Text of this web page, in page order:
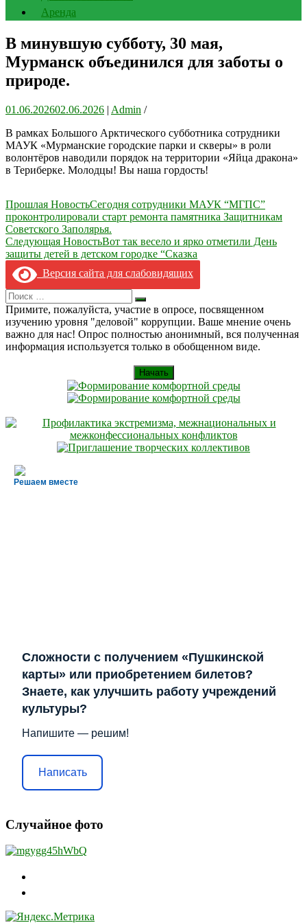
Аренда
В минувшую субботу, 30 мая,
Мурманск объединился для заботы о
природе.
01.06.202602.06.2026 | Admin /
В рамках Большого Арктического субботника сотрудники
МАУК «Мурманские городские парки и скверы» в роли
волонтёров наводили порядок на территории «Яйца дракона»
в Териберке. Молодцы! Вы наша гордость!
Навигация
по
записям
Прошлая НовостьСегодня сотрудники МАУК “МГПС”
проконтролировали старт ремонта памятника Защитникам
Советского Заполярья.
Следующая НовостьВот так весело и ярко отметили День
защиты детей в детском городке “Сказка
Версия сайта для слабовидящих
Search
for:
Искать
Примите, пожалуйста, участие в опросе, посвященном
изучению уровня "деловой" коррупции. Ваше мнение очень
важно для нас! Опрос полностью анонимный, вся полученная
информация используется только в обобщенном виде.
Начать
Решаем вместе
Сложности с получением «Пушкинской
карты» или приобретением билетов?
Знаете, как улучшить работу учреждений
культуры?
Напишите — решим!
Написать
Случайное фото